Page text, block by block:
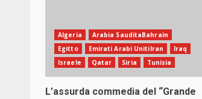
Algeria
Arabia SauditaBahrain
Egitto
Emirati Arabi UnitiIran
Iraq
Israele
Qatar Siria Tunisia
L’assurda commedia del “Grande